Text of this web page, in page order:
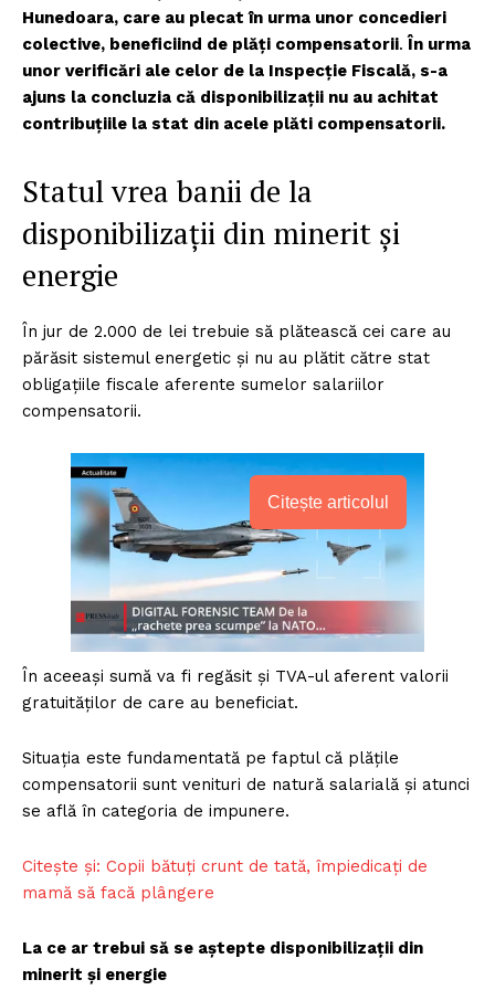
Hunedoara, care au plecat în urma unor concedieri
colective, beneficiind de plăți compensatorii. În urma
unor verificări ale celor de la Inspecție Fiscală, s-a
ajuns la concluzia că disponibilizații nu au achitat
contribuțiile la stat din acele plăti compensatorii.
Statul vrea banii de la
disponibilizații din minerit și
energie
În jur de 2.000 de lei trebuie să plătească cei care au
părăsit sistemul energetic și nu au plătit către stat
obligațiile fiscale aferente sumelor salariilor
compensatorii.
Citește articolul
În aceeași sumă va fi regăsit și TVA-ul aferent valorii
gratuităților de care au beneficiat.
Situația este fundamentată pe faptul că plățile
compensatorii sunt venituri de natură salarială și atunci
se află în categoria de impunere.
Citește și: Copii bătuți crunt de tată, împiedicați de
mamă să facă plângere
La ce ar trebui să se aștepte disponibilizații din
minerit și energie